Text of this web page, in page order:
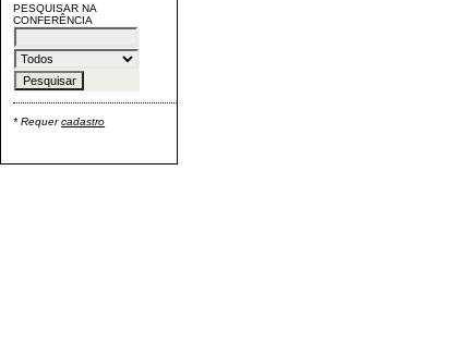
PESQUISAR NA
CONFERÊNCIA
* Requercadastro